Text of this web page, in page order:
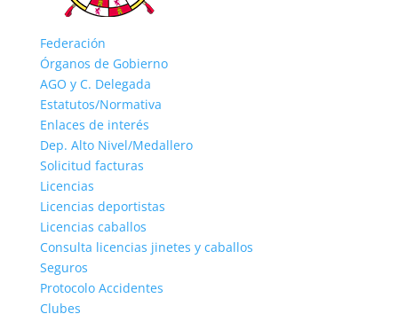
Federación
Órganos de Gobierno
AGO y C. Delegada
Estatutos/Normativa
Enlaces de interés
Dep. Alto Nivel/Medallero
Solicitud facturas
Licencias
Licencias deportistas
Licencias caballos
Consulta licencias jinetes y caballos
Seguros
Protocolo Accidentes
Clubes